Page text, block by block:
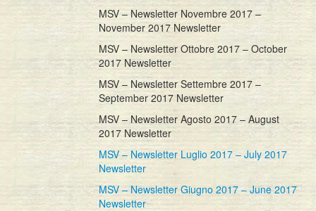
MSV – Newsletter Novembre 2017 –
November 2017 Newsletter
MSV – Newsletter Ottobre 2017 – October
2017 Newsletter
MSV – Newsletter Settembre 2017 –
September 2017 Newsletter
MSV – Newsletter Agosto 2017 – August
2017 Newsletter
MSV – Newsletter Luglio 2017 – July 2017
Newsletter
MSV – Newsletter Giugno 2017 – June 2017
Newsletter